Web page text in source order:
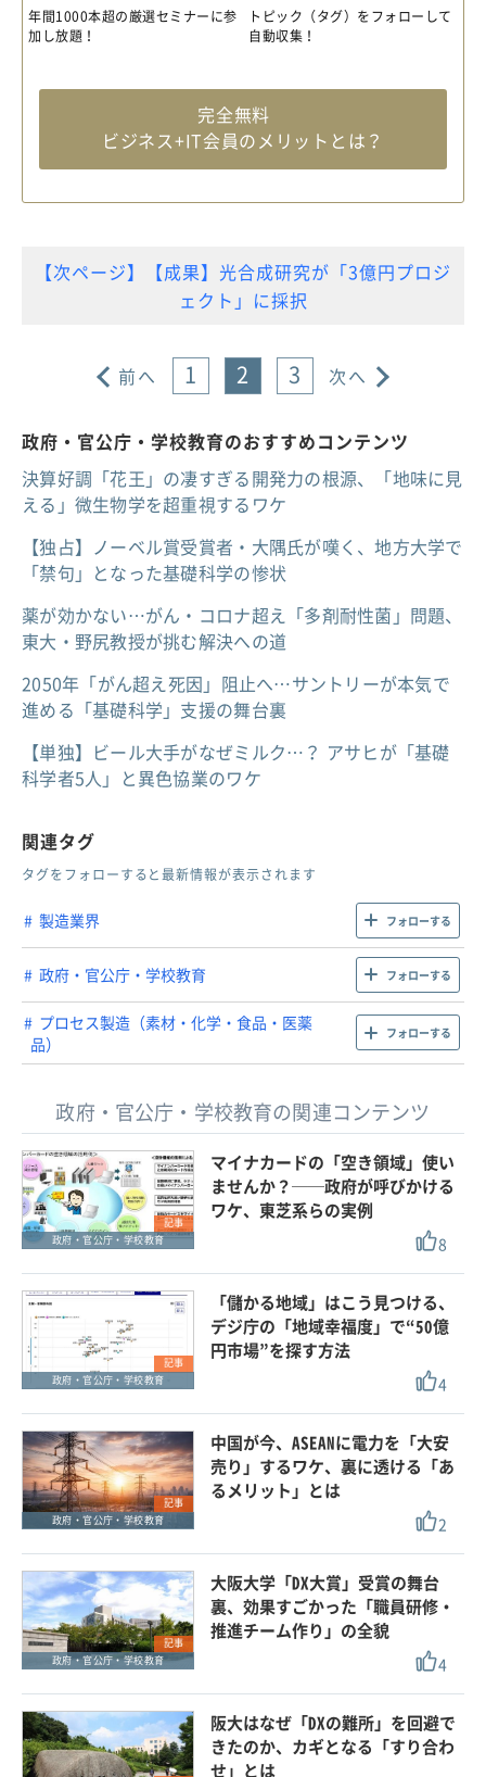
年間1000本超の厳選セミナーに参
加し放題！
トピック（タグ）をフォローして
自動収集！
完全無料
ビジネス+IT会員のメリットとは？
【次ページ】【成果】光合成研究が「3億円プロジ
ェクト」に採択
前へ 1 2 3 次へ
政府・官公庁・学校教育のおすすめコンテンツ
決算好調「花王」の凄すぎる開発力の根源、「地味に見
える」微生物学を超重視するワケ
【独占】ノーベル賞受賞者・大隅氏が嘆く、地方大学で
「禁句」となった基礎科学の惨状
薬が効かない…がん・コロナ超え「多剤耐性菌」問題、
東大・野尻教授が挑む解決への道
2050年「がん超え死因」阻止へ…サントリーが本気で
進める「基礎科学」支援の舞台裏
【単独】ビール大手がなぜミルク…？ アサヒが「基礎
科学者5人」と異色協業のワケ
関連タグ
タグをフォローすると最新情報が表示されます
製造業界 フォローする
政府・官公庁・学校教育 フォローする
プロセス製造（素材・化学・食品・医薬
品）
フォローする
政府・官公庁・学校教育の関連コンテンツ
記事
政府・官公庁・学校教育
マイナカードの「空き領域」使い
ませんか？──政府が呼びかける
ワケ、東芝系らの実例
8
記事
政府・官公庁・学校教育
「儲かる地域」はこう見つける、
デジ庁の「地域幸福度」で“50億
円市場”を探す方法
4
記事
政府・官公庁・学校教育
中国が今、ASEANに電力を「大安
売り」するワケ、裏に透ける「あ
るメリット」とは
2
記事
政府・官公庁・学校教育
大阪大学「DX大賞」受賞の舞台
裏、効果すごかった「職員研修・
推進チーム作り」の全貌
4
阪大はなぜ「DXの難所」を回避で
きたのか、カギとなる「すり合わ
せ」とは